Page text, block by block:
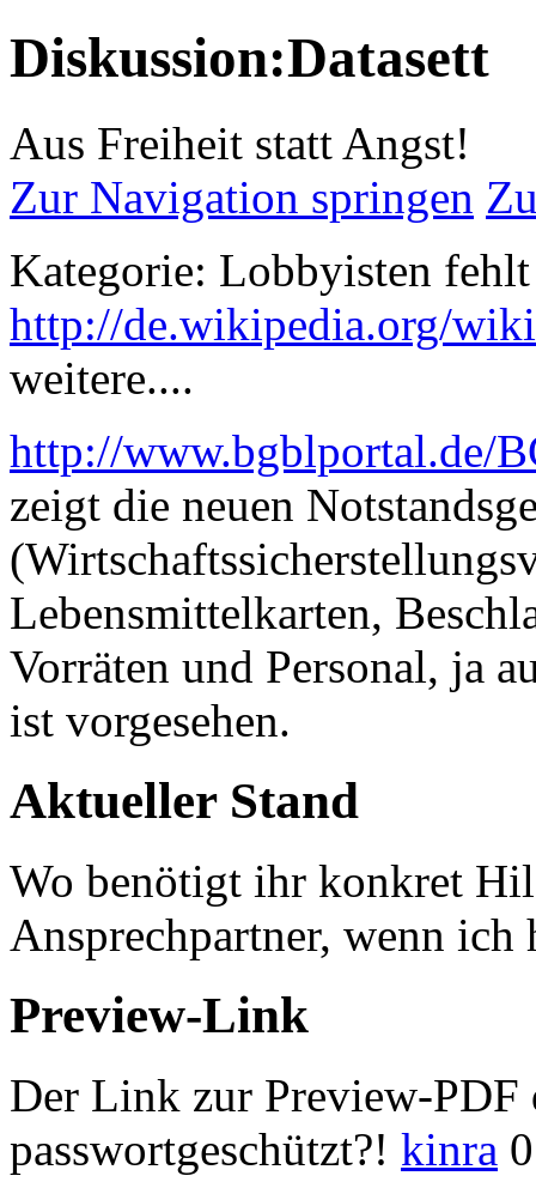
Diskussion:Datasett
Aus Freiheit statt Angst!
Zur Navigation springen
Kategorie: Lobbyisten
http://de.wikipedia.org/
weitere....
http://www.bgblportal.de/
zeigt die neuen
Lebensmittelkarten,
Vorräten und Personal, ja
ist vorgesehen.
Aktueller Stand
Wo benötigt ihr konkret
Ansprechpartner, wenn ich
Preview-Link
Der Link zur Preview-PDF
passwortgeschützt?! kinra